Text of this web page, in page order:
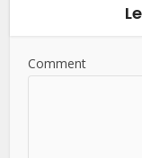
Comment